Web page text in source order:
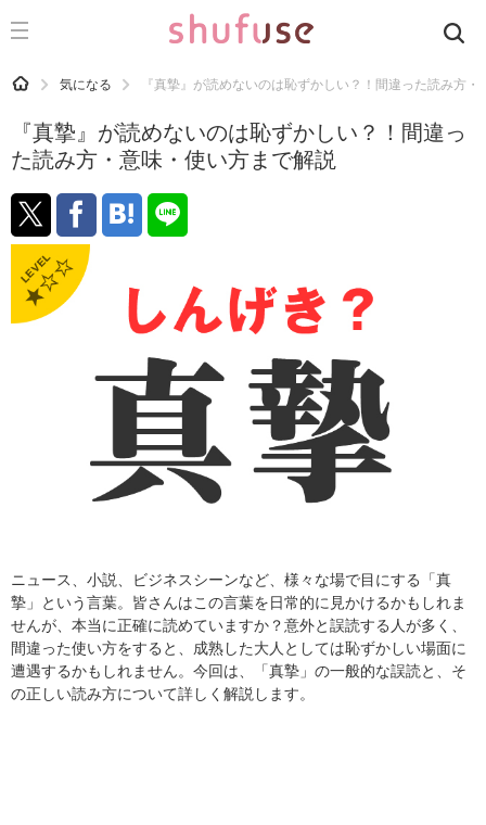
CATEGORY 記事カテゴリ
運気
洗濯
生活の知恵
お金
掃除
おすすめ
HOME 気になる 『真摯』が読めないのは恥ずかしい？！間違った読み方
『真摯』が読めないのは恥ずかしい？！間違っ
た読み方・意味・使い方まで解説
ニュース、小説、ビジネスシーンなど、様々な場で目にする「真
摯」という言葉。皆さんはこの言葉を日常的に見かけるかもしれま
せんが、本当に正確に読めていますか？意外と誤読する人が多く、
間違った使い方をすると、成熟した大人としては恥ずかしい場面に
遭遇するかもしれません。今回は、「真摯」の一般的な誤読と、そ
の正しい読み方について詳しく解説します。